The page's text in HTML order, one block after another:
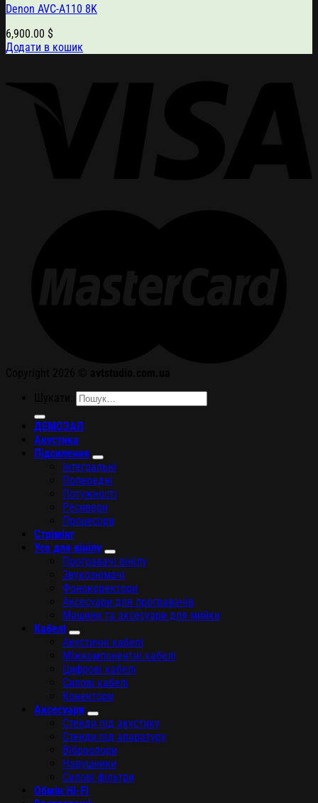
Denon AVC-A110 8K
6,900.00 $
Додати в кошик
ДЕМОЗАЛ
Акустика
Підсилення
Інтегральні
Попередні
Потужності
Ресивери
Процесори
Стрімінг
Усе для вінілу
Програвачі вінілу
Звукознімачі
Фонокоректори
Аксесуари для програвачів
Машини та аксесуари для мийки
Кабелі
Акустичні кабелі
Міжкомпонентні кабелі
Цифрові кабелі
Силові кабелі
Конектори
Аксесуари
Стенди під акустику
Стенди під апаратуру
Віброопори
Навушники
Силові фільтри
Обмін Hi-Fi